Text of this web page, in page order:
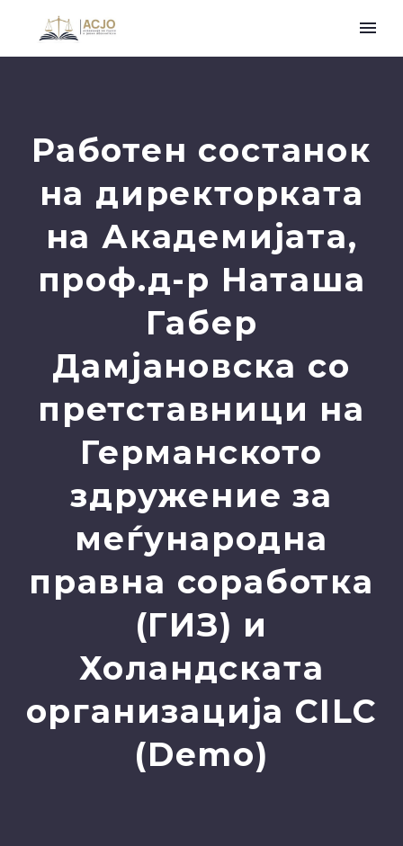
Работен состанок
на директорката
на Академијата,
проф.д-р Наташа
Габер
Дамјановска со
претставници на
Германското
здружение за
меѓународна
правна соработка
(ГИЗ) и
Холандската
организација CILC
(Demo)